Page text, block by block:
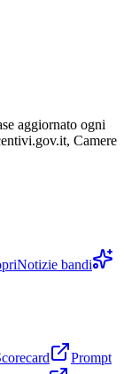
aggiornato ogni
Camere
Notizie bandi
Prompt